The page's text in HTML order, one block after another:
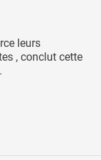
leurs
, conclut cette